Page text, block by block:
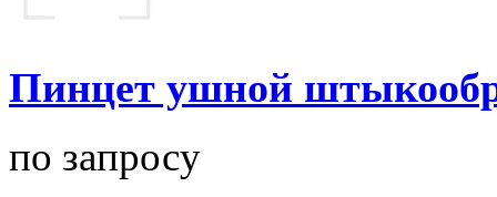
Пинцет ушной
по запросу